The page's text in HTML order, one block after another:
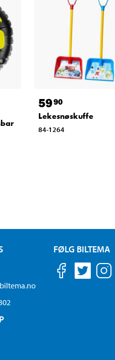
5990
Lekesnøskuffe
84-1264
FØLG BILTEMA